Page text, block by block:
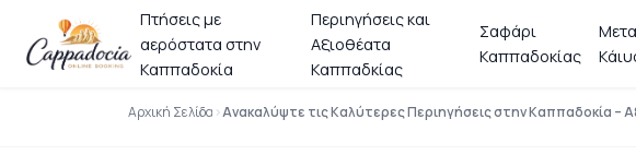
Πτήσεις με
αερόστατα στην
Καππαδοκία
Περιηγήσεις και
Αξιοθέατα
Καππαδκίας
Σαφάρι
Καππαδοκίας
Αρχική Σελίδα Ανακαλύψτε τις Καλύτερες Περιηγήσεις στην Καππαδοκία –